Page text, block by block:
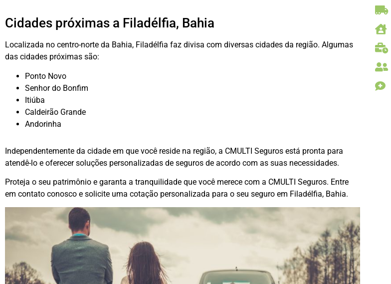
Cidades próximas a Filadélfia, Bahia
Localizada no centro-norte da Bahia, Filadélfia faz divisa com diversas cidades da região. Algumas
das cidades próximas são:
Ponto Novo
Senhor do Bonfim
Itiúba
Caldeirão Grande
Andorinha
Independentemente da cidade em que você reside na região, a CMULTI Seguros está pronta para
atendê-lo e oferecer soluções personalizadas de seguros de acordo com as suas necessidades.
Proteja o seu patrimônio e garanta a tranquilidade que você merece com a CMULTI Seguros. Entre
em contato conosco e solicite uma cotação personalizada para o seu seguro em Filadélfia, Bahia.